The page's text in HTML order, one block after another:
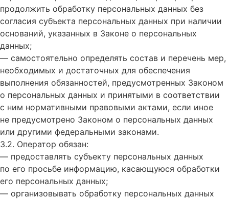
продолжить обработку персональных данных без
согласия субъекта персональных данных при наличии
оснований, указанных в Законе о персональных
данных;
— самостоятельно определять состав и перечень мер,
необходимых и достаточных для обеспечения
выполнения обязанностей, предусмотренных Законом
о персональных данных и принятыми в соответствии
с ним нормативными правовыми актами, если иное
не предусмотрено Законом о персональных данных
или другими федеральными законами.
3.2. Оператор обязан:
— предоставлять субъекту персональных данных
по его просьбе информацию, касающуюся обработки
его персональных данных;
— организовывать обработку персональных данных